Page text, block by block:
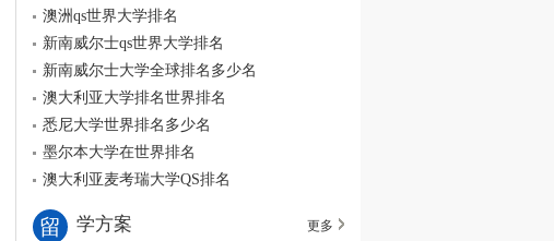
澳洲qs世界大学排名
新南威尔士qs世界大学排名
新南威尔士大学全球排名多少名
澳大利亚大学排名世界排名
悉尼大学世界排名多少名
墨尔本大学在世界排名
澳大利亚麦考瑞大学QS排名
留 学方案 更多